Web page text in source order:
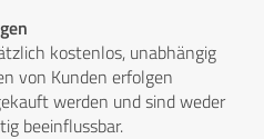
kostenlos, unabhängig
von Kunden erfolgen
werden und sind weder
beeinflussbar.